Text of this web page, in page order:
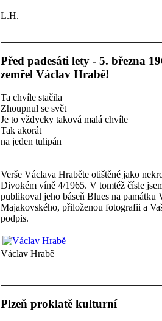
L.H.
Před padesáti lety - 5. března
zemřel Václav Hrabě!
Ta chvíle stačila
Zhoupnul se svět
Je to vždycky taková malá chvíle
Tak akorát
na jeden tulipán
Verše Václava Hraběte otištěné jako
Divokém víně 4/1965. V tomtéž čísle
publikoval jeho báseň Blues na památku
Majakovského, přiloženou fotografii a
podpis.
Václav Hrabě
Plzeň proklatě kulturní